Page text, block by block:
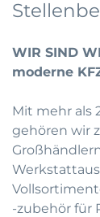
WIR SIND
moderne
Mit mehr als
gehören wir
-zubehör für